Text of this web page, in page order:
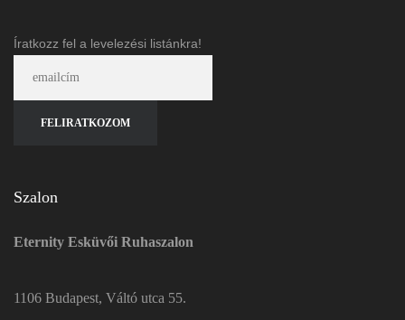
Íratkozz fel a levelezési listánkra!
Szalon
Eternity Esküvői Ruhaszalon
1106 Budapest, Váltó utca 55.